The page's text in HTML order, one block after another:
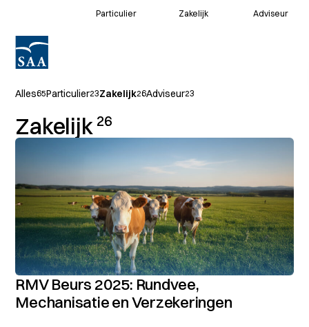
Particulier Zakelijk Adviseur
Voor adviseurs
Alles65Particulier23Zakelijk26Adviseur23
Zakelijk 26
RMV Beurs 2025: Rundvee,
Mechanisatie en Verzekeringen